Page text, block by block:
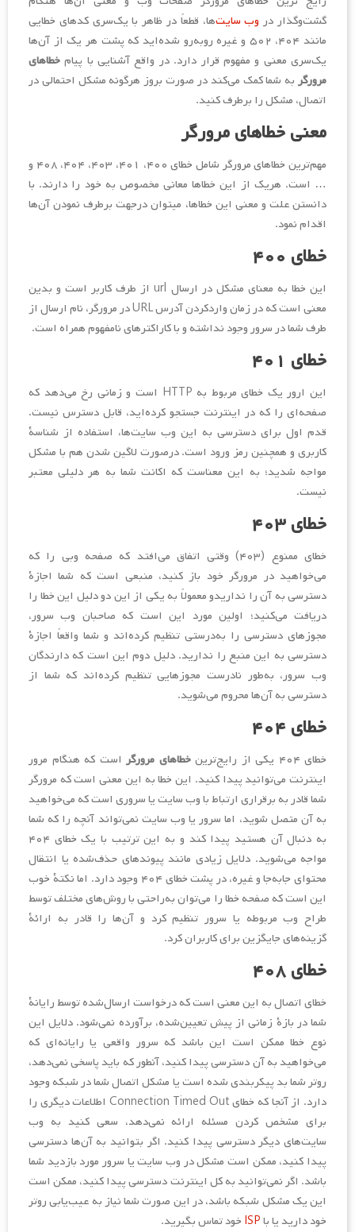
گشت‌وگذار دروب سایت‌ها، قطعاً در ظاهر با یک‌سری کدهای خطایی
مانند ۴۰۴، ۵۰۲ و غیره روبه‌رو شده‌اید که پشت هر یک از آن‌ها
یک‌سری معنی و مفهوم قرار دارد. در واقع آشنایی با پیام خطاهای
مرورگر به شما کمک می‌کند در صورت بروز هرگونه مشکل احتمالی در
اتصال، مشکل را برطرف کنید.
معنی خطاهای مرورگر
مهم‌ترین خطاهای مرورگر شامل خطای ۴۰۰، ۴۰۱، ۴۰۳، ۴۰۴، ۴۰۸ و
… است. هریک از این خطاها معانی مخصوص به خود را دارند. با
دانستن علت و معنی این خطاها، می‎توان درجهت برطرف نمودن آن‌ها
اقدام نمود.
خطای ۴۰۰
این خطا به معنای مشکل در ارسال url از طرف کاربر است و بدین
معنی است که در زمان واردکردن آدرس URL در مرورگر، نام ارسال از
طرف شما در سرور وجود نداشته و با کاراکترهای نامفهوم همراه است.
خطای ۴۰۱
این ارور یک خطای مربوط به HTTP است و زمانی رخ می‌دهد که
صفحه‌ای را که در اینترنت جستجو کرده‌اید، قابل دسترس نیست.
قدم اول برای دسترسی به این وب سایت‌ها، استفاده از شناسۀ
کاربری و همچنین رمز ورود است. درصورت لاگین شدن هم با مشکل
مواجه شدید؛ به این معناست که اکانت شما به هر دلیلی معتبر
نیست.
خطای ۴۰۳
خطای ممنوع (۴۰۳) وقتی اتفاق می‌افتد که صفحه وبی را که
می‌خواهید در مرورگر خود باز کنید، منبعی است که شما اجازۀ
دسترسی به آن را نداریدو معمولاً به یکی از این دو دلیل این خطا را
دریافت می‌کنید؛ اولین مورد این است که صاحبان وب سرور،
مجوزهای دسترسی را به‌درستی تنظیم کرده‌اند و شما واقعاً اجازۀ
دسترسی به این منبع را ندارید. دلیل دوم این است که دارندگان
وب سرور، به‌طور نادرست مجوزهایی تنظیم کرده‌اند که شما از
دسترسی به آن‌ها محروم می‌شوید.
خطای ۴۰۴
خطای ۴۰۴ یکی از رایج‌ترین خطاهای مرورگر است که هنگام مرور
اینترنت می‌توانید پیدا کنید. این خطا به این معنی است که مرورگر
شما قادر به برقراری ارتباط با وب سایت یا سروری است که می‌خواهید
به آن متصل شوید، اما سرور یا وب سایت نمی‌تواند آنچه را که شما
به دنبال آن هستید پیدا کند و به این ترتیب با یک خطای ۴۰۴
مواجه می‌شوید. دلایل زیادی مانند پیوندهای حذف‌شده یا انتقال
محتوای جابه‌جا و غیره، در پشت خطای ۴۰۴ وجود دارد. اما نکتۀ خوب
این است که صفحه خطا را می‌توان به‌راحتی با روش‌های مختلف توسط
طراح وب مربوطه یا سرور تنظیم کرد و آن‌ها را قادر به ارائۀ
گزینه‌های جایگزین برای کاربران کرد.
خطای ۴۰۸
خطای اتصال به این معنی است که درخواست ارسال‌شده توسط رایانۀ
شما در بازۀ زمانی از پیش تعیین‌شده، برآورده نمی‌شود. دلایل این
نوع خطا ممکن است این باشد که سرور واقعی یا رایانه‌ای که
می‌خواهید به آن دسترسی پیدا کنید، آنطور که باید پاسخی نمی‌دهد،
روتر شما بد پیکربندی شده است یا مشکل اتصال شما در شبکه وجود
دارد. از آنجا که خطای Connection Timed Out اطلاعات دیگری را
برای مشخص کردن مسئله ارائه نمی‌دهد، سعی کنید به وب
سایت‌های دیگر دسترسی پیدا کنید. اگر بتوانید به آن‌ها دسترسی
پیدا کنید، ممکن است مشکل در وب سایت یا سرور مورد بازدید شما
باشد. اگر نمی‌توانید به کل اینترنت دسترسی پیدا کنید، ممکن است
این یک مشکل شبکه باشد، در این صورت شما نیاز به عیب‌یابی روتر
خود دارید یا باISP خود تماس بگیرید.